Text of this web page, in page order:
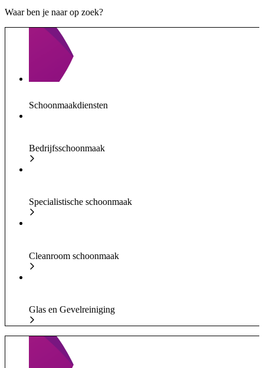
Waar ben je naar op zoek?
Schoonmaakdiensten
Bedrijfsschoonmaak
Specialistische schoonmaak
Cleanroom schoonmaak
Glas en Gevelreiniging